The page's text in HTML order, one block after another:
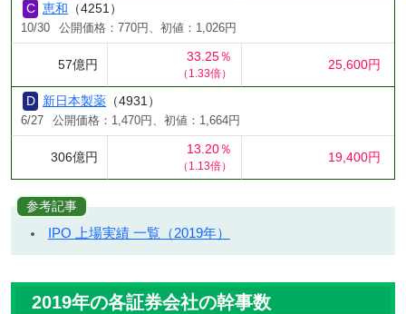
恵和 （4251）
10/30 公開価格：770円、初値：1,026円
57億円
33.25％
（1.33倍）
25,600円
新日本製薬 （4931）
6/27 公開価格：1,470円、初値：1,664円
306億円
13.20％
（1.13倍）
19,400円
参考記事
IPO 上場実績 一覧（2019年）
2019年の各証券会社の幹事数